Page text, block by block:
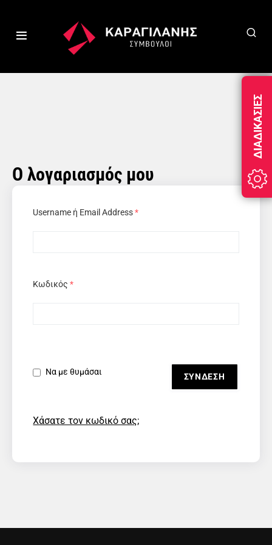
Ο λογαριασμός μου
Username ή Email Address*
Κωδικός*
Να με θυμάσαι
Χάσατε τον κωδικό σας;
ΔΙΑΔΙΚΑΣΊΕΣ